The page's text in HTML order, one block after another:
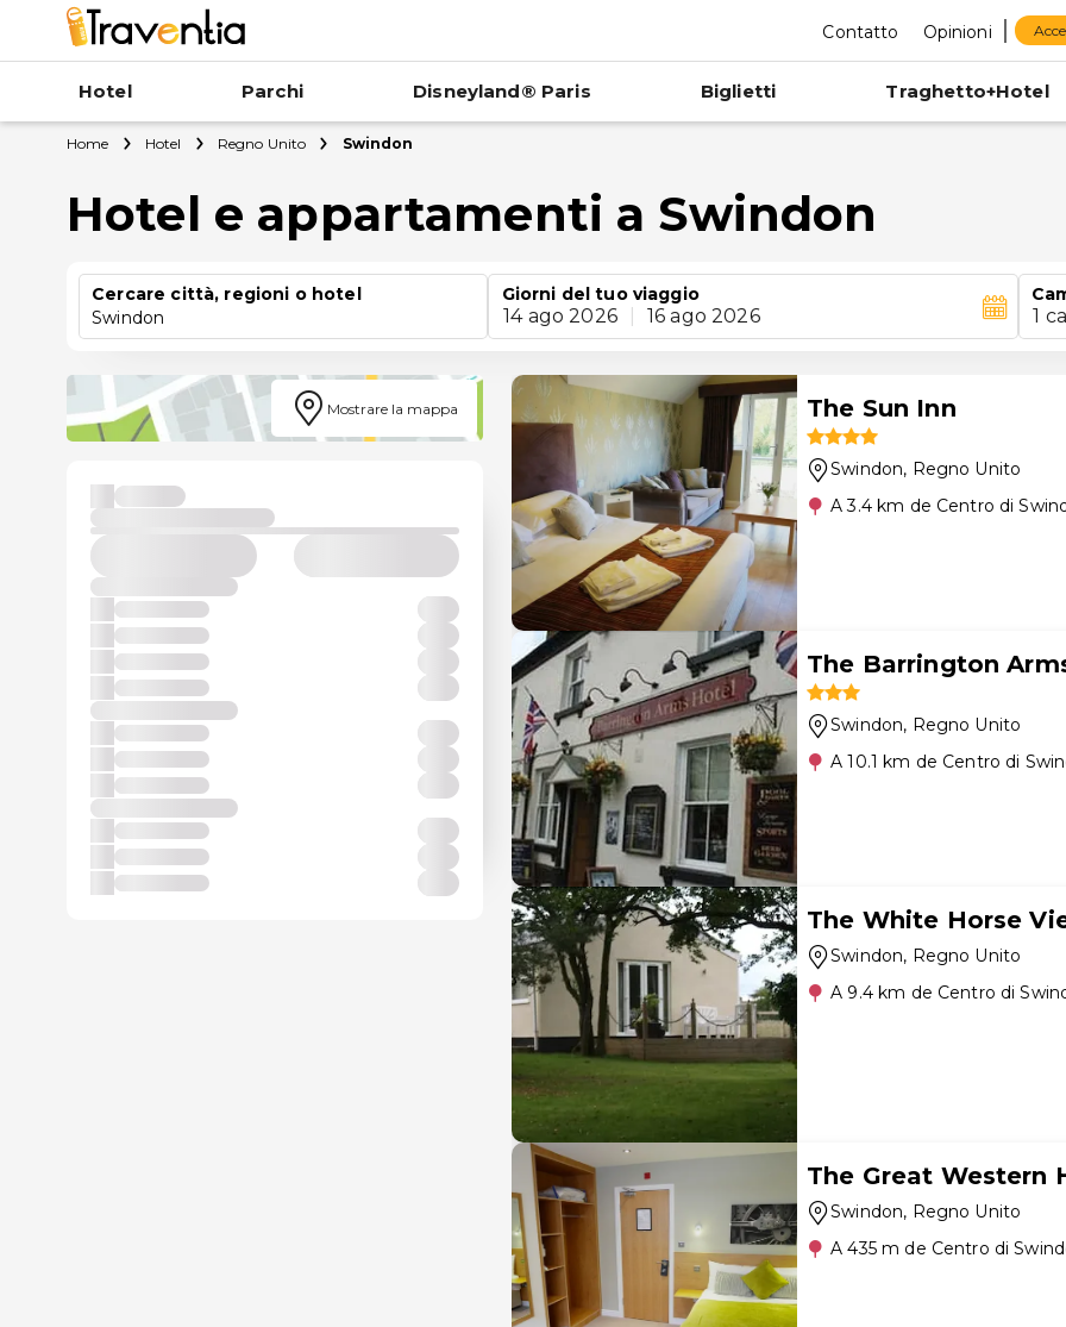
Contatto Opinioni
Hotel Parchi Disneyland® Paris Biglietti Traghetto+Hotel
Home Hotel Regno Unito Swindon
Hotel e appartamenti a Swindon
Cercare città, regioni o hotel
Swindon
Giorni del tuo viaggio
14 ago 2026 16 ago 2026 1
Mostrare la mappa The Sun Inn
Swindon, Regno Unito
A 3.4 km de Centro di
The Barrington
Swindon, Regno Unito
A 10.1 km de Centro di
The White Horse
Swindon, Regno Unito
A 9.4 km de Centro di
The Great Western
Swindon, Regno Unito
A 435 m de Centro di